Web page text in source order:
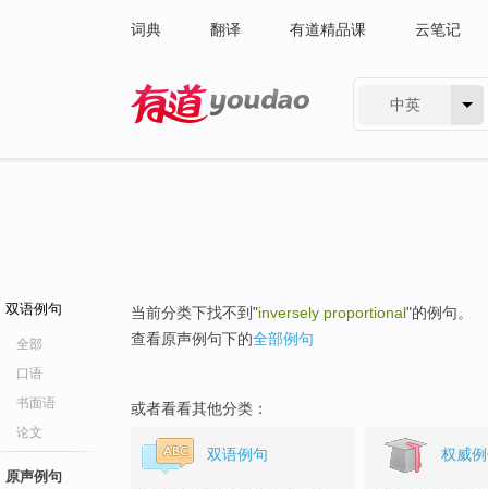
词典 翻译 有道精品课 云笔记
中英
双语例句
全部
口语
书面语
论文
原声例句
当前分类下找不到"inversely proportional"的例句。
查看原声例句下的全部例句
或者看看其他分类：
双语例句 权威